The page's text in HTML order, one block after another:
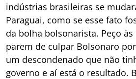
indústrias brasileiras se
Paraguai, como se esse fato
da bolha bolsonarista. Peço às
parem de culpar Bolsonaro
um descondenado que não
governo e aí está o resultado.